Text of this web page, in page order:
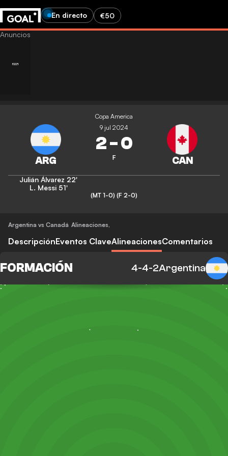
En directo €50
Copa America
9 jul 2024
2-0
F
Julián Álvarez 22'
L. Messi 51'
(MT 1-0) (F 2-0)
Argentina vs Canadá Alineaciones,
DescripciónEventos ClaveAlineacionesComentarios
Argentina
4-4-2
FORMACIÓN